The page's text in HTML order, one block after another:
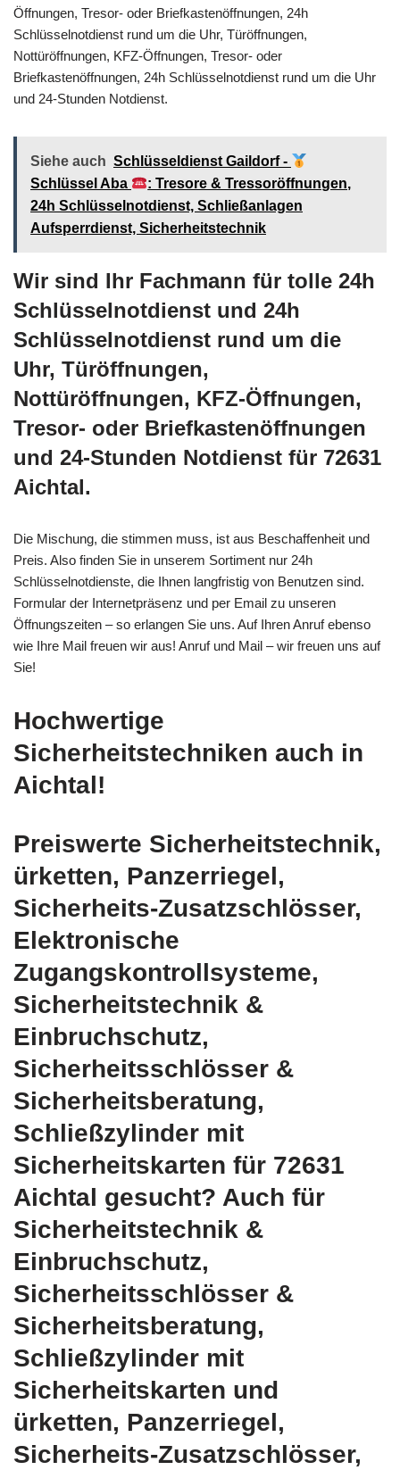
Öffnungen, Tresor- oder Briefkastenöffnungen, 24h
Schlüsselnotdienst rund um die Uhr, Türöffnungen,
Nottüröffnungen, KFZ-Öffnungen, Tresor- oder
Briefkastenöffnungen, 24h Schlüsselnotdienst rund um die Uhr
und 24-Stunden Notdienst.
Siehe auch Schlüsseldienst Gaildorf -
Schlüssel Aba
: Tresore & Tressoröffnungen,
24h Schlüsselnotdienst, Schließanlagen
Aufsperrdienst, Sicherheitstechnik
Wir sind Ihr Fachmann für tolle 24h
Schlüsselnotdienst und 24h
Schlüsselnotdienst rund um die
Uhr, Türöffnungen,
Nottüröffnungen, KFZ-Öffnungen,
Tresor- oder Briefkastenöffnungen
und 24-Stunden Notdienst für 72631
Aichtal.
Die Mischung, die stimmen muss, ist aus Beschaffenheit und
Preis. Also finden Sie in unserem Sortiment nur 24h
Schlüsselnotdienste, die Ihnen langfristig von Benutzen sind.
Formular der Internetpräsenz und per Email zu unseren
Öffnungszeiten – so erlangen Sie uns. Auf Ihren Anruf ebenso
wie Ihre Mail freuen wir aus! Anruf und Mail – wir freuen uns auf
Sie!
Hochwertige
Sicherheitstechniken auch in
Aichtal!
Preiswerte Sicherheitstechnik,
ürketten, Panzerriegel,
Sicherheits-Zusatzschlösser,
Elektronische
Zugangskontrollsysteme,
Sicherheitstechnik &
Einbruchschutz,
Sicherheitsschlösser &
Sicherheitsberatung,
Schließzylinder mit
Sicherheitskarten für 72631
Aichtal gesucht? Auch für
Sicherheitstechnik &
Einbruchschutz,
Sicherheitsschlösser &
Sicherheitsberatung,
Schließzylinder mit
Sicherheitskarten und
ürketten, Panzerriegel,
Sicherheits-Zusatzschlösser,